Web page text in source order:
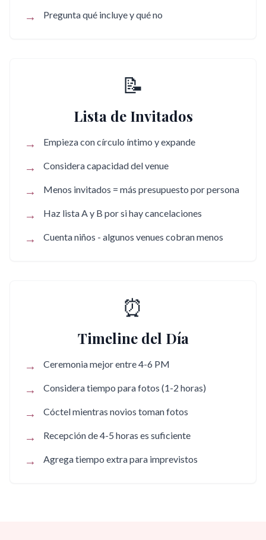
→ Pregunta qué incluye y qué no
📝
Lista de Invitados
→ Empieza con círculo íntimo y expande
→ Considera capacidad del venue
→ Menos invitados = más presupuesto por persona
→ Haz lista A y B por si hay cancelaciones
→ Cuenta niños - algunos venues cobran menos
⏰
Timeline del Día
→ Ceremonia mejor entre 4-6 PM
→ Considera tiempo para fotos (1-2 horas)
→ Cóctel mientras novios toman fotos
→ Recepción de 4-5 horas es suficiente
→ Agrega tiempo extra para imprevistos